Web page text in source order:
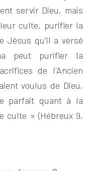
servir Dieu, mais
culte, purifier la
Jésus qu'il a versé
peut purifier la
de l'Ancien
voulus de Dieu,
parfait quant à la
culte » (Hébreux 9,